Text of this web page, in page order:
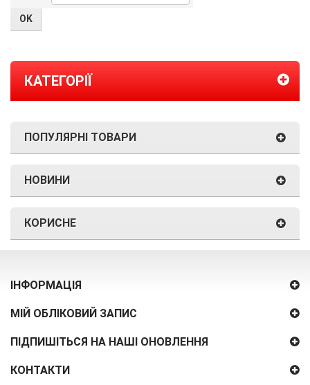
КАТЕГОРІЇ
ПОПУЛЯРНІ ТОВАРИ
НОВИНИ
КОРИСНЕ
ІНФОРМАЦІЯ
МІЙ ОБЛІКОВИЙ ЗАПИС
ПІДПИШІТЬСЯ НА НАШІ ОНОВЛЕННЯ
КОНТАКТИ